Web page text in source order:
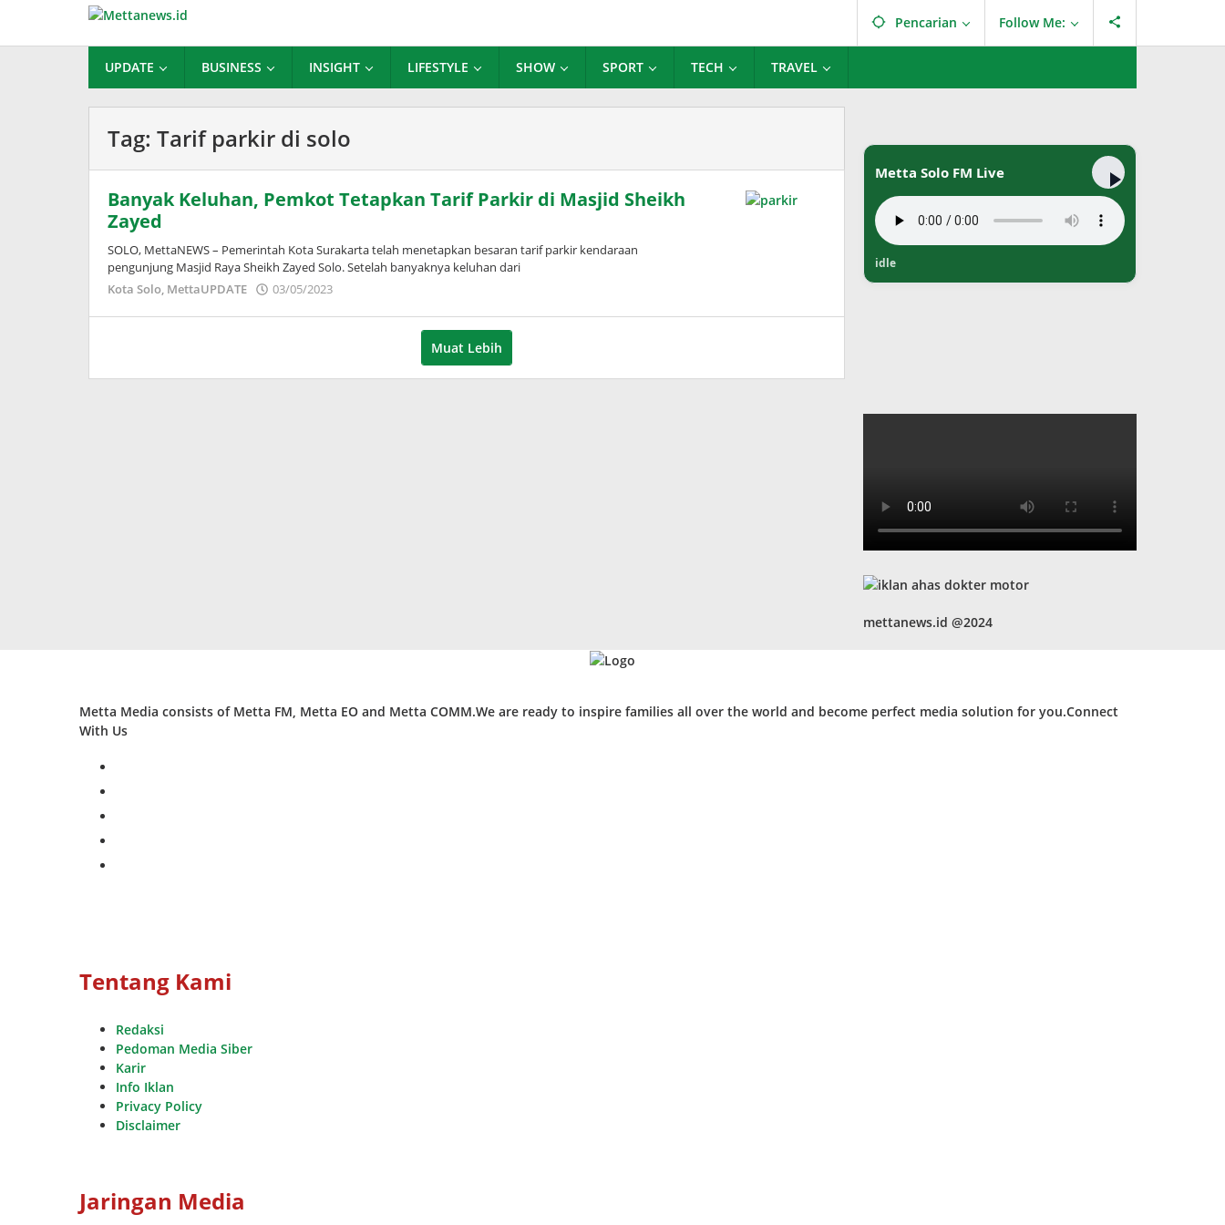
konten
Pencarian Follow Me:
UPDATE BUSINESS INSIGHT LIFESTYLE SHOW SPORT TECH TRAVEL
Tag: Tarif parkir di solo
Banyak Keluhan, Pemkot Tetapkan Tarif Parkir di Masjid Sheikh
Zayed
SOLO, MettaNEWS – Pemerintah Kota Surakarta telah menetapkan besaran tarif parkir kendaraan
pengunjung Masjid Raya Sheikh Zayed Solo. Setelah banyaknya keluhan dari
Kota Solo, MettaUPDATE 03/05/2023
Muat Lebih
Metta Solo FM Live
idle
mettanews.id @2024
Metta Media consists of Metta FM, Metta EO and Metta COMM.We are ready to inspire families all over the world and become perfect media solution for you.Connect
With Us
Tentang Kami
Redaksi
Pedoman Media Siber
Karir
Info Iklan
Privacy Policy
Disclaimer
Jaringan Media